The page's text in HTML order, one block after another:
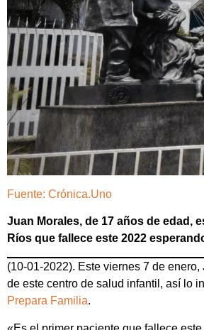
Fuente: Crónica.Uno
Juan Morales, de 17 años de edad,
Ríos que fallece este 2022
(10-01-2022). Este viernes 7 de
de este centro de salud infantil, así lo
Prepara Familia.